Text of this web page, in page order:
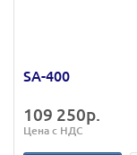
SA-400
109 250р.
Цена с НДС